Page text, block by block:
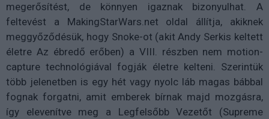
megerősítést, de könnyen igaznak bizonyulhat. A
feltevést a MakingStarWars.net oldal állítja, akiknek
meggyőződésük, hogy Snoke-ot (akit Andy Serkis keltett
életre Az ébredő erőben) a VIII. részben nem motion-
capture technológiával fogják életre kelteni. Szerintük
több jelenetben is egy hét vagy nyolc láb magas bábbal
fognak forgatni, amit emberek bírnak majd mozgásra,
így elevenítve meg a Legfelsőbb Vezetőt (Supreme